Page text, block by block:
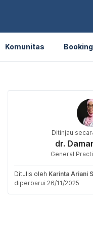
Komunitas
Ditinjau
dr.
General
Ditulis oleh Karinta Ariani
diperbarui 26/11/2025